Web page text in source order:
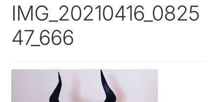
Journal
IMG_20210416_0825
47_666